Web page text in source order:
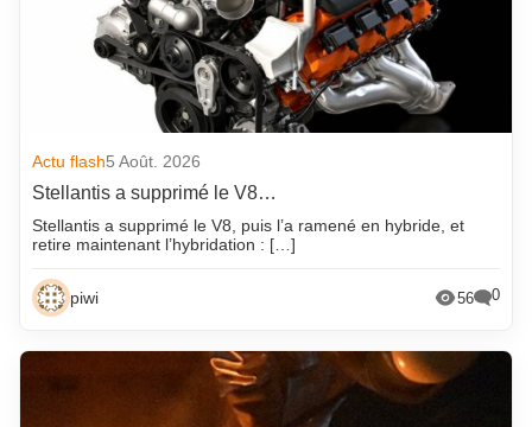
Actu flash5 Août. 2026
Stellantis a supprimé le V8…
Stellantis a supprimé le V8, puis l’a ramené en hybride, et
retire maintenant l’hybridation : […]
piwi 56 0